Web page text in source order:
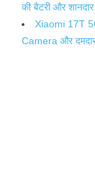
की बैटरी और
Xiaomi 17T
Camera और